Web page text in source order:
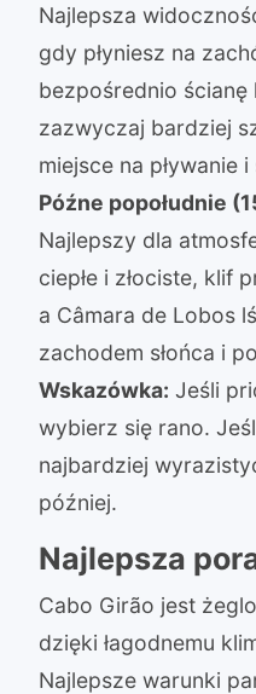
Najlepsza
gdy płyniesz na
bezpośrednio ścianę
zazwyczaj bardziej
miejsce na pływanie
Późne popołudnie
Najlepszy dla
ciepłe i złociste, klif
a Câmara de Lobos
zachodem słońca i
Wskazówka: Jeśli
wybierz się rano.
najbardziej
później.
Najlepsza
Cabo Girão jest
dzięki łagodnemu
Najlepsze warunki